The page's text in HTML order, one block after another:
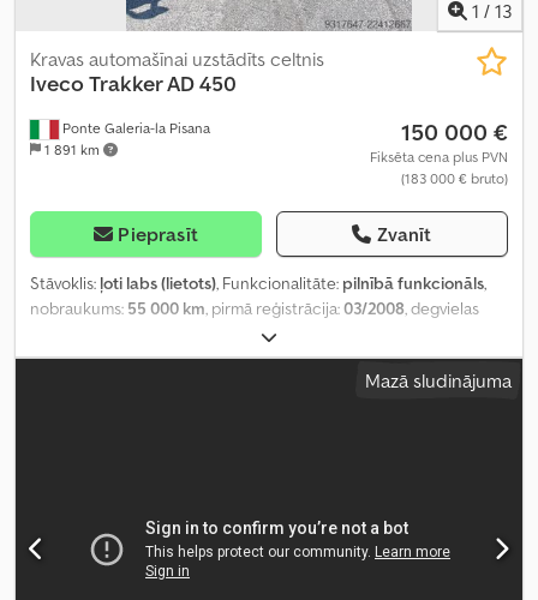
1 / 13
Ponte Galeria-la Pisana
1 891 km
Kravas automašīnai uzstādīts celtnis
IvecoTrakker AD 450
150 000 €
Fiksēta cena plus PVN
(183 000 € bruto)
Pieprasīt Zvanīt
Stāvoklis: ļoti labs (lietots), Funkcionalitāte: pilnībā funkcionāls,
nobraukums: 55 000 km, pirmā reģistrācija:03/2008, degvielas
, tukšais svars:
320 kg, kopējais svars:320 kg, degviela:dīzeļdegviela, emisijas
, darbības stundas:1 200 h,
Mazā sludinājuma